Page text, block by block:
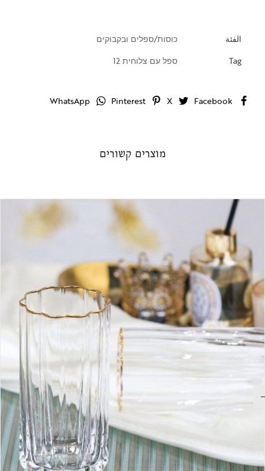
الفئة
כוסות/ספלים ובקבוקים
Tag
ספל עם צלוחית 12
Facebook
X
Pinterest
WhatsApp
מוצרים קשורים